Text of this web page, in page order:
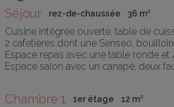
Séjour rez-de-chaussée 36 m²
Cuisine intégrée ouverte, table de
2 cafetières dont une Senseo,
Espace repas avec une table ronde et
Espace salon avec un canapé, deux
Chambre 1 1er étage 12 m²